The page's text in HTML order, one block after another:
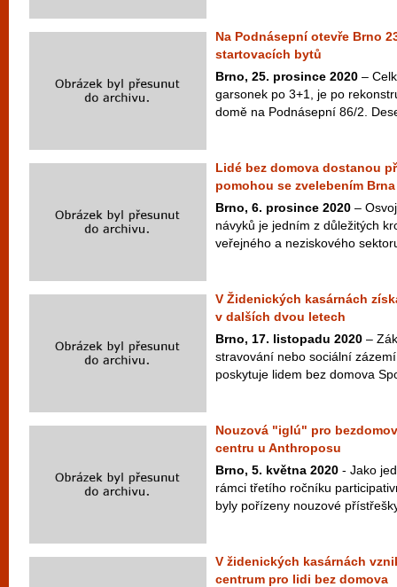
Na Podnásepní otevře Brno
startovacích bytů
Brno, 25. prosince 2020 –
garsonek po 3+1, je po
domě na Podnásepní 86/2.
Lidé bez domova dostanou
pomohou se zvelebením Brna
Brno, 6. prosince 2020 –
návyků je jedním z důležitých
veřejného a neziskového
V Židenických kasárnách
v dalších dvou letech
Brno, 17. listopadu 2020 –
stravování nebo sociální
poskytuje lidem bez domova
Nouzová "iglú" pro
centru u Anthroposu
Brno, 5. května 2020 - Jako
rámci třetího ročníku
byly pořízeny nouzové
V židenických kasárnách
centrum pro lidi bez domova